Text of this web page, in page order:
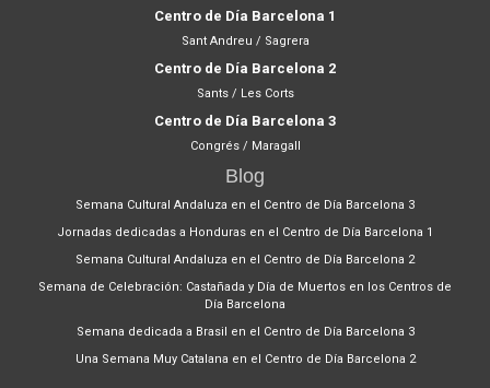
Centro de Día Barcelona 1
Sant Andreu / Sagrera
Centro de Día Barcelona 2
Sants / Les Corts
Centro de Día Barcelona 3
Congrés / Maragall
Blog
Semana Cultural Andaluza en el Centro de Día Barcelona 3
Jornadas dedicadas a Honduras en el Centro de Día Barcelona 1
Semana Cultural Andaluza en el Centro de Día Barcelona 2
Semana de Celebración: Castañada y Día de Muertos en los Centros de
Día Barcelona
Semana dedicada a Brasil en el Centro de Día Barcelona 3
Una Semana Muy Catalana en el Centro de Día Barcelona 2